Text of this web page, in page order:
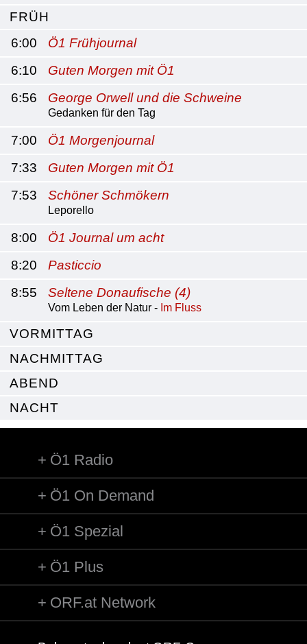
FRÜH
6:00
Ö1 Frühjournal
6:10
Guten Morgen mit Ö1
6:56
George Orwell und die Schweine
Gedanken für den Tag
7:00
Ö1 Morgenjournal
7:33
Guten Morgen mit Ö1
7:53
Schöner Schmökern
Leporello
8:00
Ö1 Journal um acht
8:20
Pasticcio
8:55
Seltene Donaufische (4)
Vom Leben der Natur - Im Fluss
VORMITTAG
NACHMITTAG
ABEND
NACHT
Ö1 Radio
Ö1 On Demand
Ö1 Spezial
Ö1 Plus
ORF.at Network